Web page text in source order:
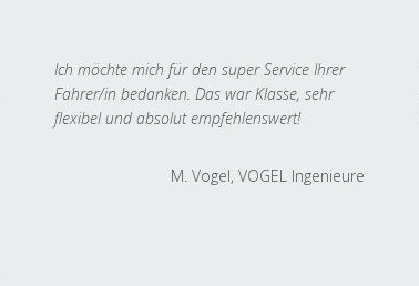
Ich möchte mich für den super Service Ihrer
Fahrer/in bedanken. Das war Klasse, sehr
flexibel und absolut empfehlenswert!
M. Vogel, VOGEL Ingenieure